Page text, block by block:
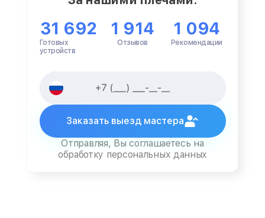
31 692
Готовых
устройств
1 914
Отзывов
1 094
Рекомендации
Заказать выезд мастера
Отправляя, Вы соглашаетесь на
обработку персональных данных